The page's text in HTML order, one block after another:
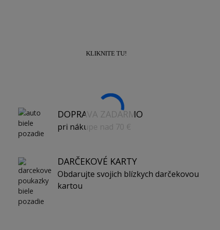
KLIKNITE TU!
DOPRAVA ZADARMO
pri nákupe nad 70 €
DARČEKOVÉ KARTY
Obdarujte svojich blízkych darčekovou
kartou